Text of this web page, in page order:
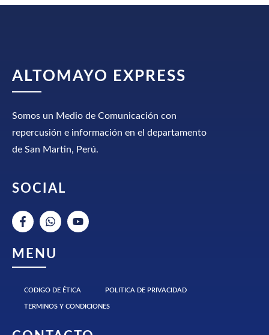
ALTOMAYO EXPRESS
Somos un Medio de Comunicación con
repercusión e información en el departamento
de San Martin, Perú.
SOCIAL
MENU
CODIGO DE ÉTICA POLITICA DE PRIVACIDAD
TERMINOS Y CONDICIONES